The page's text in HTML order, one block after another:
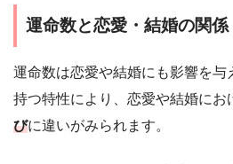
運命数と恋愛・結婚の関係
運命数は恋愛や結婚にも影響を与
持つ特性により、恋愛や結婚にお
びに違いがみられます。